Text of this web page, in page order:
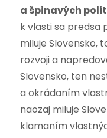
a špinavých
k vlasti sa predsa
miluje Slovensko,
rozvoji a
Slovensko, ten
a okrádaním
naozaj miluje
klamaním